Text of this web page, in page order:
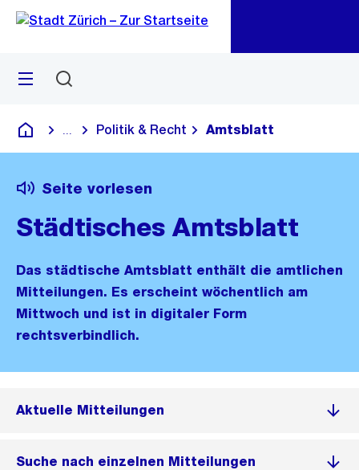
Navigation
Sprunglink
Menü
Deutsch
Blende alle Breadcrumbs ein
Politik & Recht Amtsblatt
Seite vorlesen
Städtisches Amtsblatt
Das städtische Amtsblatt enthält die amtlichen
Mitteilungen. Es erscheint wöchentlich am
Mittwoch und ist in digitaler Form
rechtsverbindlich.
Aktuelle Mitteilungen
Suche nach einzelnen Mitteilungen